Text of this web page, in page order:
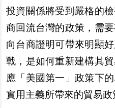
投資關係將受到嚴格的
商回流台灣的政策，需
向台商證明可帶來明顯
戰，是如何重新建構其
應「美國第一」政策下
實用主義所帶來的貿易政